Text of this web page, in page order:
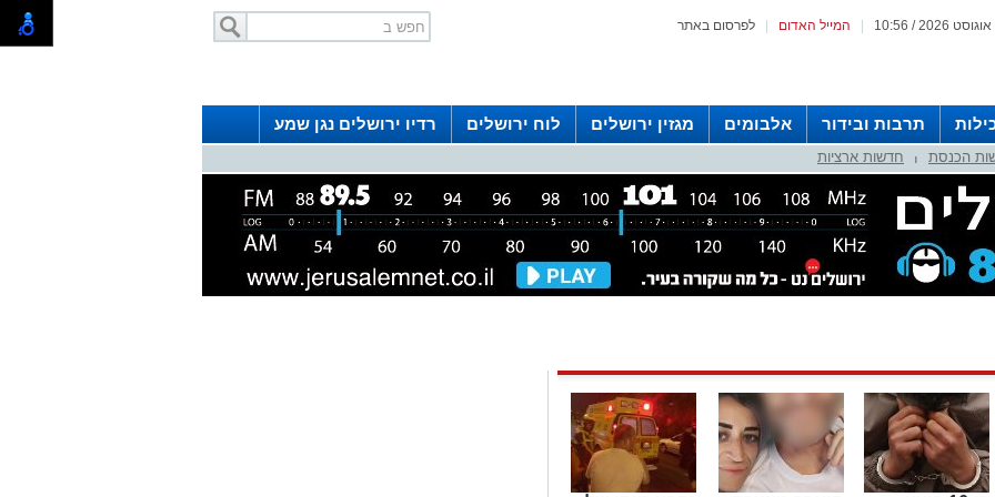
לפרסום באתר המייל האדום
תרבות ובידור אלבומים מגזין ירושלים לוח ירושלים
רדיו ירושלים נגן שמע
רדיו ירושלים
הכנסת חדשות ארציות